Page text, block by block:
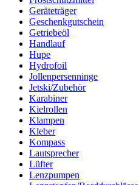
Geräteträger
Geschenkgutschein
Getriebeöl
Handlauf
Hupe
Hydrofoil
Jollenpersenninge
Jetski/Zubehör
Karabiner
Kielrollen
Klampen
Kleber
Kompass
Lautsprecher
Lüfter
Lenzpumpen